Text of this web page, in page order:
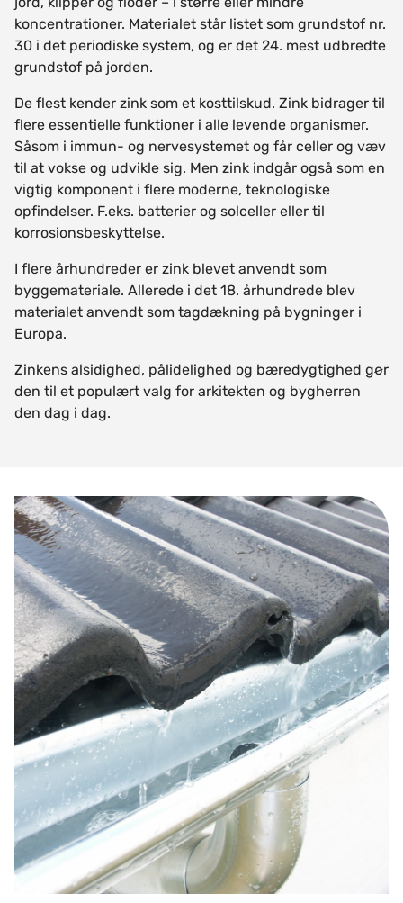
koncentrationer. Materialet står listet som grundstof nr.
30 i det periodiske system, og er det 24. mest udbredte
grundstof på jorden.
De flest kender zink som et kosttilskud. Zink bidrager til
flere essentielle funktioner i alle levende organismer.
Såsom i immun- og nervesystemet og får celler og væv
til at vokse og udvikle sig. Men zink indgår også som en
vigtig komponent i flere moderne, teknologiske
opfindelser. F.eks. batterier og solceller eller til
korrosionsbeskyttelse.
I flere århundreder er zink blevet anvendt som
byggemateriale. Allerede i det 18. århundrede blev
materialet anvendt som tagdækning på bygninger i
Europa.
Zinkens alsidighed, pålidelighed og bæredygtighed gør
den til et populært valg for arkitekten og bygherren
den dag i dag.